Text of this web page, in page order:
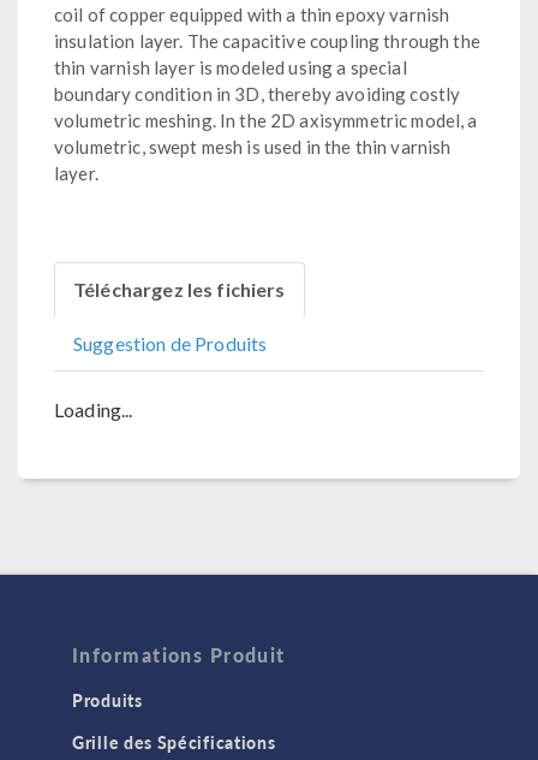
coil of copper equipped with a thin epoxy varnish
insulation layer. The capacitive coupling through the
thin varnish layer is modeled using a special
boundary condition in 3D, thereby avoiding costly
volumetric meshing. In the 2D axisymmetric model, a
volumetric, swept mesh is used in the thin varnish
layer.
Téléchargez les fichiers
Suggestion de Produits
Loading...
Informations Produit
Produits
Grille des Spécifications